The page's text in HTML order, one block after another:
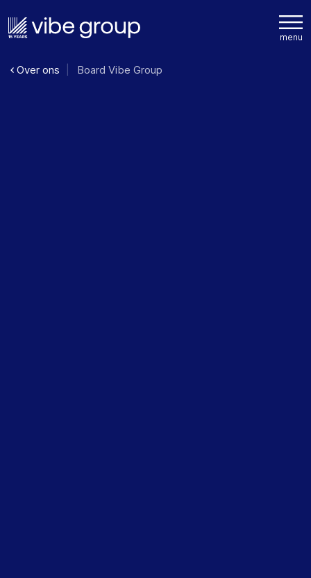
Over ons Board Vibe Group